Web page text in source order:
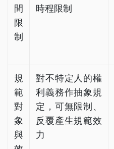
間
限
制
時程限制
規
範
對
象
與
對不特定人的權
利義務作抽象規
定，可無限制、
反覆產生規範效
力